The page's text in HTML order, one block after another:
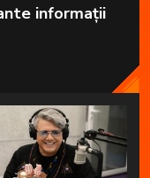
informații